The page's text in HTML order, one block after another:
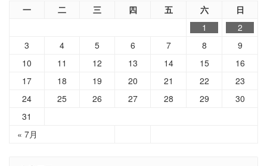
一 二 三 四 五 六 日
« 7月
1
2
3
4 5 6 7 8
9
10
11 12 13 14 15
16
17
18 19 20 21 22
23
24
25 26 27 28 29
30
31